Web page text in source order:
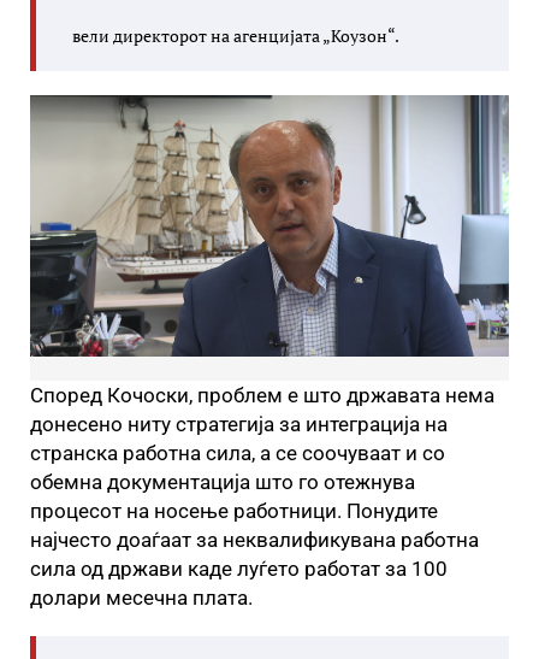
вели директорот на агенцијата „Коузон“.
Според Кочоски, проблем е што државата нема
донесено ниту стратегија за интеграција на
странска работна сила, а се соочуваат и со
обемна документација што го отежнува
процесот на носење работници. Понудите
најчесто доаѓаат за неквалификувана работна
сила од држави каде луѓето работат за 100
долари месечна плата.